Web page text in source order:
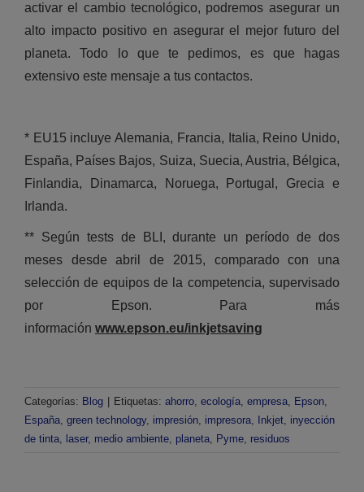
activar el cambio tecnológico, podremos asegurar un
alto impacto positivo en asegurar el mejor futuro del
planeta. Todo lo que te pedimos, es que hagas
extensivo este mensaje a tus contactos.
* EU15 incluye Alemania, Francia, Italia, Reino Unido,
España, Países Bajos, Suiza, Suecia, Austria, Bélgica,
Finlandia, Dinamarca, Noruega, Portugal, Grecia e
Irlanda.
** Según tests de BLI, durante un período de dos
meses desde abril de 2015, comparado con una
selección de equipos de la competencia, supervisado
por Epson. Para más
información www.epson.eu/inkjetsaving
Categorías: Blog Etiquetas: ahorro, ecología, empresa, Epson,
España, green technology, impresión, impresora, Inkjet, inyección
de tinta, laser, medio ambiente, planeta, Pyme, residuos